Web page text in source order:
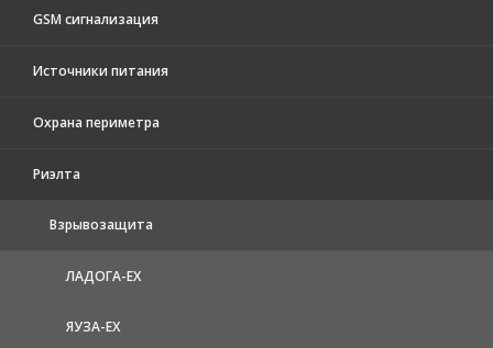
GSM сигнализация
Источники питания
Охрана периметра
Риэлта
Взрывозащита
ЛАДОГА-EX
ЯУЗА-ЕХ